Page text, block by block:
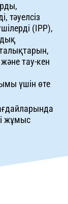
тәуелсіз
(IPP),
тау-кен
үшін өте
жұмыс